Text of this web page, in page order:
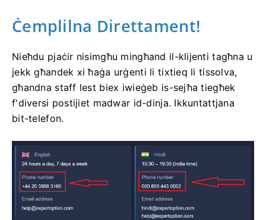
Ċemplilna Direttament!
Nieħdu pjaċir nisimgħu mingħand il-klijenti tagħna u
jekk għandek xi ħaġa urġenti li tixtieq li tissolva,
għandna staff lest biex iwieġeb is-sejħa tiegħek
f'diversi postijiet madwar id-dinja. Ikkuntattjana
bit-telefon.